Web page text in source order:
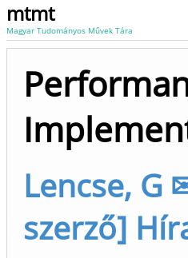
mtmt
Magyar Tudományos Művek Tára
Lencse, G
szerző]